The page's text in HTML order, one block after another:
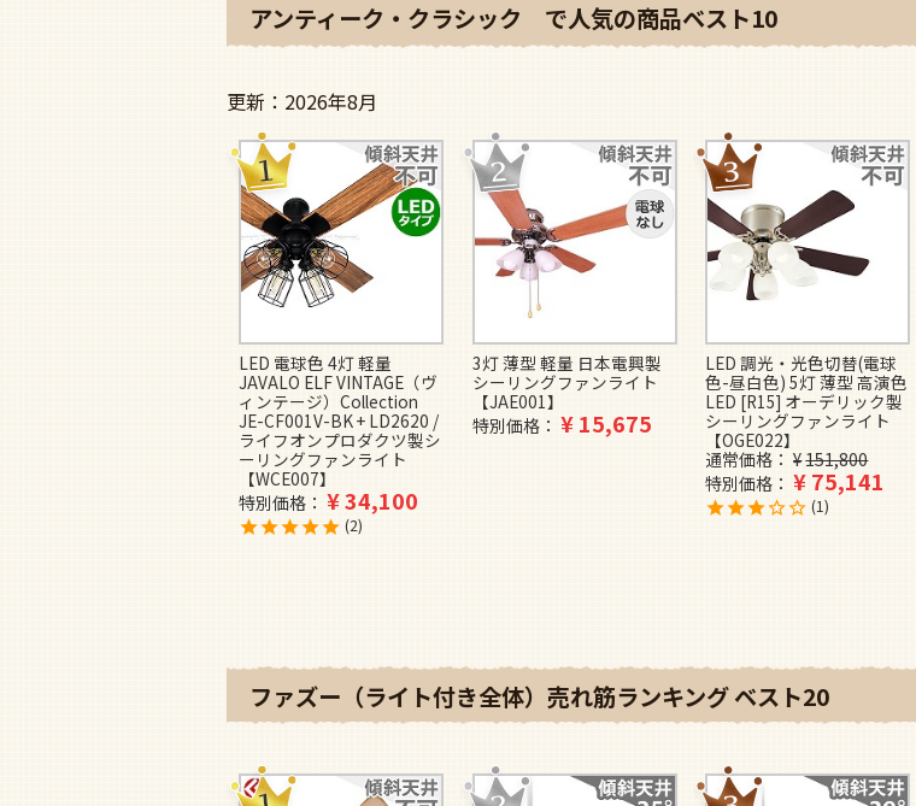
アンティーク・クラシック で人気の商品ベスト10
2026年8月
LED 電球色 4灯 軽量
JAVALO ELF VINTAGE（ヴ
ィンテージ）Collection
JE-CF001V-BK + LD2620 /
ライフオンプロダクツ製シ
ーリングファンライト
【WCE007】
特別価格
¥34,100
2
3灯 薄型 軽量 日本電興製
シーリングファンライト
【JAE001】
特別価格
¥ 15,675
LED 調光・光色切替(電球
色-昼白色) 5灯 薄型 高演色
LED [R15] オーデリック製
シーリングファンライト
【OGE022】
通常価格
¥151,800
特別価格
¥75,141
1
ファズー（ライト付き全体）売れ筋ランキング ベスト20